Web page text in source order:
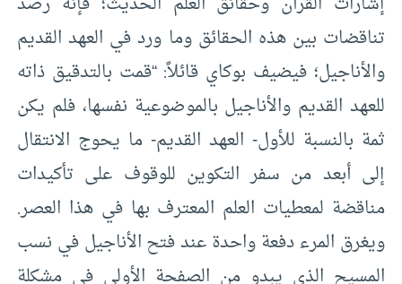
تناقضات بين هذه الحقائق وما ورد في العهد القديم
والأناجيل؛ فيضيف بوكاي قائلاً: “قمت بالتدقيق ذاته
للعهد القديم والأناجيل بالموضوعية نفسها، فلم يكن
ثمة بالنسبة للأول- العهد القديم- ما يحوج الانتقال
إلى أبعد من سفر التكوين للوقوف على تأكيدات
مناقضة لمعطيات العلم المعترف بها في هذا العصر.
ويغرق المرء دفعة واحدة عند فتح الأناجيل في نسب
المسيح الذي يبدو من الصفحة الأولى في مشكلة